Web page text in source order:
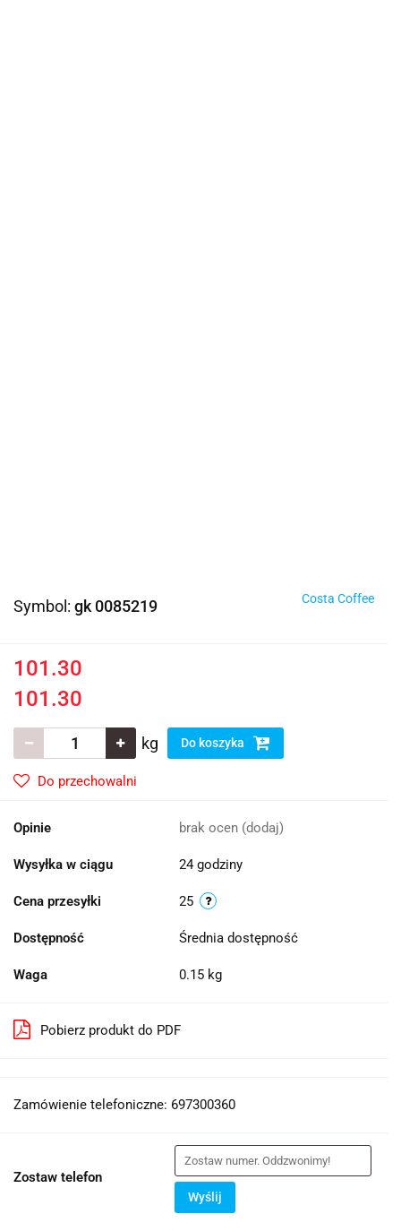
Symbol: gk 0085219 Costa Coffee
101.30
101.30
kg Do koszyka
Do przechowalni
Opinie brak ocen (dodaj)
Wysyłka w ciągu 24 godziny
Cena przesyłki 25
Dostępność Średnia dostępność
Waga 0.15 kg
Pobierz produkt do PDF
Zamówienie telefoniczne: 697300360
Zostaw telefon
Wyślij